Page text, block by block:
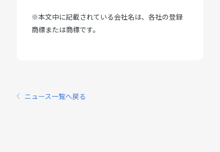
※本文中に記載されている会社名は、各社の登録
商標または商標です。
ニュース一覧へ戻る